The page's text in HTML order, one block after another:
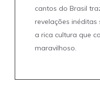
cantos do Brasil
revelações inéditas
a rica cultura que
maravilhoso.